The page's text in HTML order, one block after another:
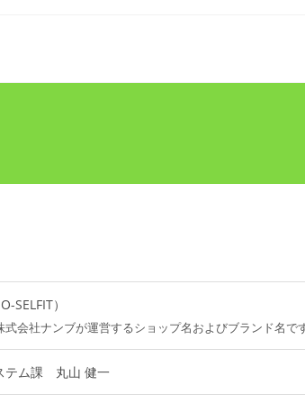
SELFIT）
式会社ナンブが運営するショップ名およびブランド名で
テム課 丸山 健一